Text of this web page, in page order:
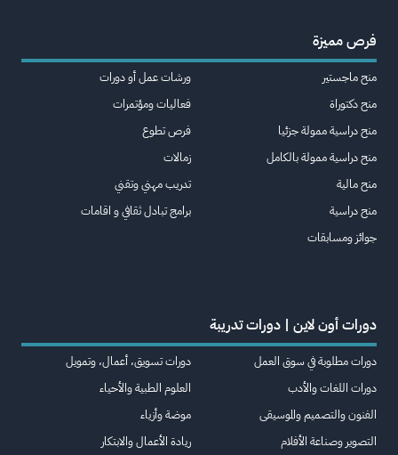
فرص مميزة
منح ماجستير
منح دكتوراة
منح دراسية ممولة جزئيا
منح دراسية ممولة بالكامل
منح مالية
منح دراسية
جوائز ومسابقات
ورشات عمل أو دورات
فعاليات ومؤتمرات
فرص تطوع
زمالات
تدريب مهني وتقني
برامج تبادل ثقافي و اقامات
دورات أون لاين | دورات تدريبة
دورات مطلوبة في سوق العمل
دورات اللغات والأدب
الفنون والتصميم والموسيقى
التصوير وصناعة الأفلام
دورات تسويق، أعمال، وتمويل
العلوم الطبية والأحياء
موضة وأزياء
ريادة الأعمال والابتكار